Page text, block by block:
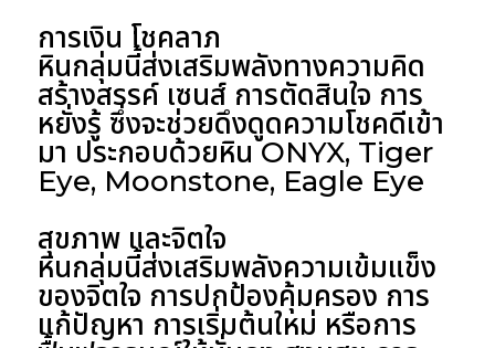
การเงิน โชคลาภ
หินกลุ่มนี้ส่งเสริมพลังทางความคิด
สร้างสรรค์ เซนส์ การตัดสินใจ การ
หยั่งรู้ ซึ่งจะช่วยดึงดูดความโชคดีเข้า
มา ประกอบด้วยหิน ONYX, Tiger
Eye, Moonstone, Eagle Eye
สุขภาพ และจิตใจ
หินกลุ่มนี้ส่งเสริมพลังความเข้มแข็ง
ของจิตใจ การปกป้องคุ้มครอง การ
แก้ปัญหา การเริ่มต้นใหม่ หรือการ